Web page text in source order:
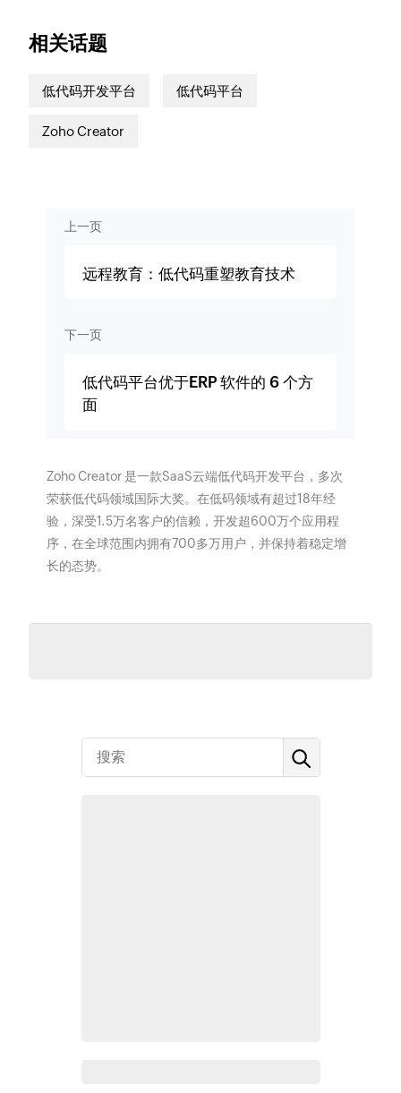
相关话题
低代码开发平台 低代码平台
Zoho Creator
上一页
远程教育：低代码重塑教育技术
下一页
低代码平台优于ERP 软件的 6 个方
面
Zoho Creator 是一款SaaS云端低代码开发平台，多次
荣获低代码领域国际大奖。在低码领域有超过18年经
验，深受1.5万名客户的信赖，开发超600万个应用程
序，在全球范围内拥有700多万用户，并保持着稳定增
长的态势。